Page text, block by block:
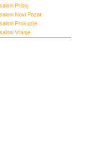
Priboj
Novi Pazar
Prokuplje
Vranje